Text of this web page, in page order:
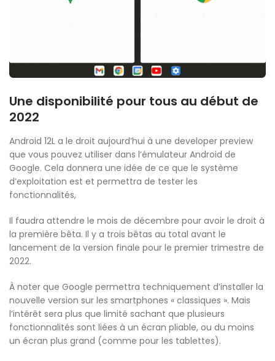
Une disponibilité pour tous au début de
2022
Android 12L a le droit aujourd’hui à une developer preview
que vous pouvez utiliser dans l’émulateur Android de
Google. Cela donnera une idée de ce que le système
d’exploitation est et permettra de tester les
fonctionnalités,
Il faudra attendre le mois de décembre pour avoir le droit à
la première bêta. Il y a trois bêtas au total avant le
lancement de la version finale pour le premier trimestre de
2022.
À noter que Google permettra techniquement d’installer la
nouvelle version sur les smartphones « classiques ». Mais
l’intérêt sera plus que limité sachant que plusieurs
fonctionnalités sont liées à un écran pliable, ou du moins
un écran plus grand (comme pour les tablettes).